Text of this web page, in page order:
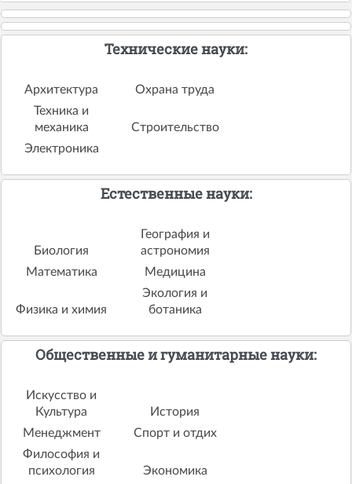
Технические науки:
Архитектура
Охрана труда
Техника и
механика
Строительство
Электроника
Естественные науки:
Биология
География и
астрономия
Математика
Медицина
Физика и химия
Экология и
ботаника
Общественные и гуманитарные науки:
Искусство и
Культура
История
Менеджмент
Спорт и отдих
Философия и
психология
Экономика